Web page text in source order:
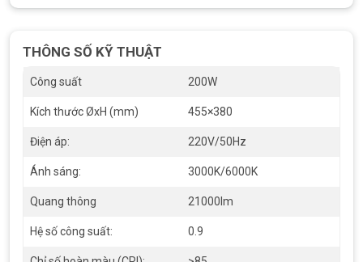
THÔNG SỐ KỸ THUẬT
Công suất 200W
Kích thước ØxH (mm) 455×380
Điện áp: 220V/50Hz
Ánh sáng: 3000K/6000K
Quang thông 21000lm
Hệ số công suất: 0.9